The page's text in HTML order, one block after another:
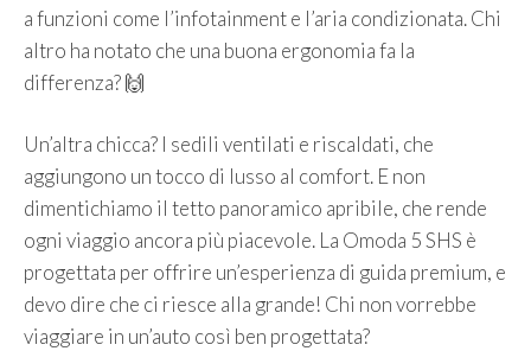
a funzioni come l’infotainment e l’aria condizionata. Chi
altro ha notato che una buona ergonomia fa la
differenza? 🙌
Un’altra chicca? I sedili ventilati e riscaldati, che
aggiungono un tocco di lusso al comfort. E non
dimentichiamo il tetto panoramico apribile, che rende
ogni viaggio ancora più piacevole. La Omoda 5 SHS è
progettata per offrire un’esperienza di guida premium, e
devo dire che ci riesce alla grande! Chi non vorrebbe
viaggiare in un’auto così ben progettata?